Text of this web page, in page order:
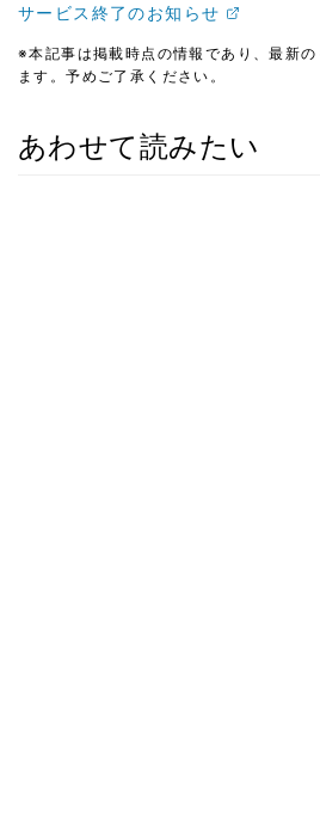
サービス終了のお知らせ
※本記事は掲載時点の情報であり、最新
ます。予めご了承ください。
あわせて読みたい